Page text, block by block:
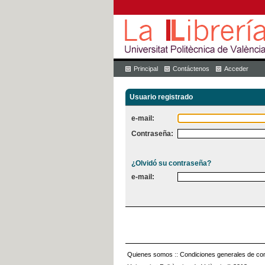
Principal Contáctenos Acceder
Usuario registrado
e-mail:
Contraseña:
¿Olvidó su contraseña?
e-mail:
Quienes somos :: Condiciones generales de